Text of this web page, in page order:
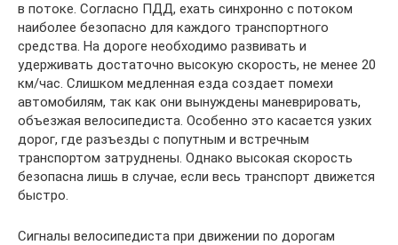
в потоке. Согласно ПДД, ехать синхронно с потоком
наиболее безопасно для каждого транспортного
средства. На дороге необходимо развивать и
удерживать достаточно высокую скорость, не менее 20
км/час. Слишком медленная езда создает помехи
автомобилям, так как они вынуждены маневрировать,
объезжая велосипедиста. Особенно это касается узких
дорог, где разъезды с попутным и встречным
транспортом затруднены. Однако высокая скорость
безопасна лишь в случае, если весь транспорт движется
быстро.
Cигналы велосипедиста при движении по дорогам